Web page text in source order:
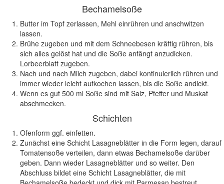
Bechamelsoße
Butter im Topf zerlassen, Mehl einrühren und anschwitzen
lassen.
Brühe zugeben und mit dem Schneebesen kräftig rühren, bis
sich alles gelöst hat und die Soße anfängt anzudicken.
Lorbeerblatt zugeben.
Nach und nach Milch zugeben, dabei kontinuierlich rühren und
immer wieder leicht aufkochen lassen, bis die Soße andickt.
Wenn es gut 500 ml Soße sind mit Salz, Pfeffer und Muskat
abschmecken.
Schichten
Ofenform ggf. einfetten.
Zunächst eine Schicht Lasagneblätter in die Form legen, darauf
Tomatensoße verteilen, dann etwas Bechamelsoße darüber
geben. Dann wieder Lasagneblätter und so weiter. Den
Abschluss bildet eine Schicht Lasagneblätter, die mit